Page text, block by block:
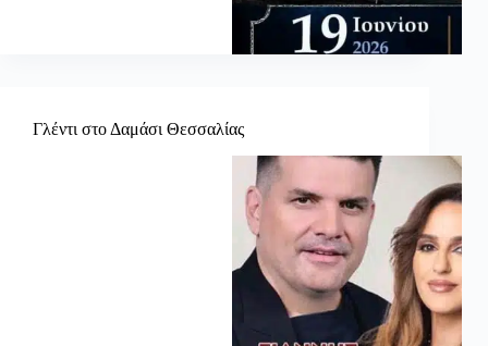
Γλέντι στο Δαμάσι Θεσσαλίας